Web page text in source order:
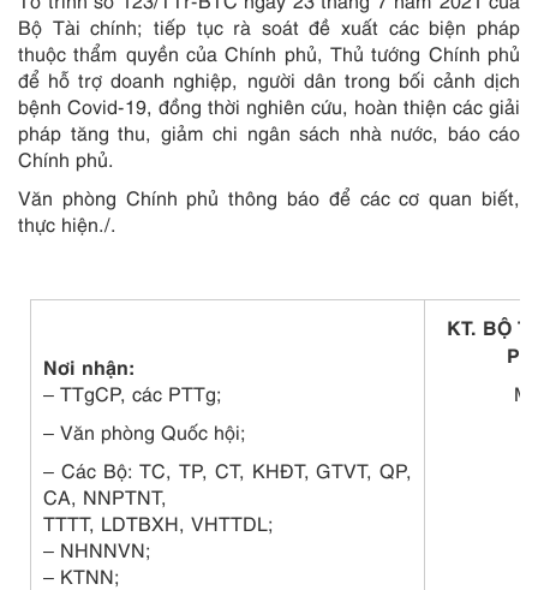
Bộ Tài chính; tiếp tục rà soát đề xuất các biện pháp
thuộc thẩm quyền của Chính phủ, Thủ tướng Chính phủ
để hỗ trợ doanh nghiệp, người dân trong bối cảnh dịch
bệnh Covid-19, đồng thời nghiên cứu, hoàn thiện các giải
pháp tăng thu, giảm chi ngân sách nhà nước, báo cáo
Chính phủ.
Văn phòng Chính phủ thông báo để các cơ quan biết,
thực hiện./.
Nơi nhận:
– TTgCP, các PTTg;
– Văn phòng Quốc hội;
– Các Bộ: TC, TP, CT, KHĐT, GTVT, QP,
CA, NNPTNT,
TTTT, LDTBXH, VHTTDL;
– NHNNVN;
– KTNN;
KT. BỘ